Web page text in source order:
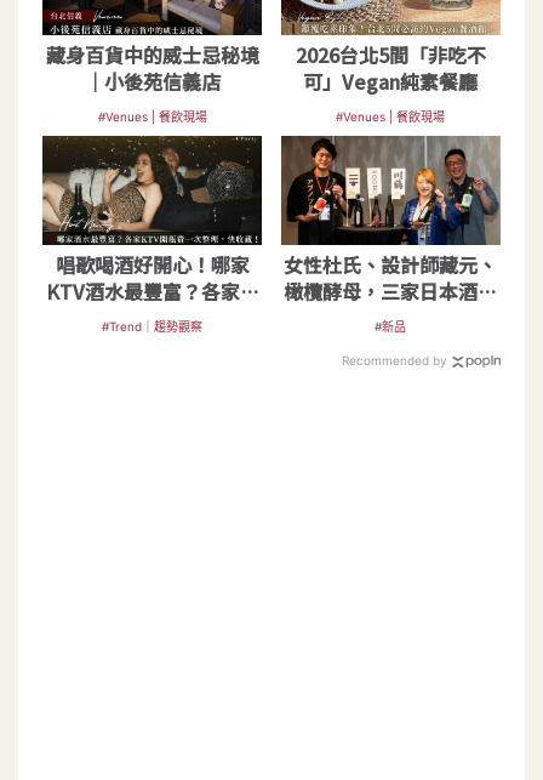
藏身百貨中的威士忌秘境
｜小後苑信義店
#Venues | 餐飲現場
2026台北5間「非吃不
可」Vegan純素餐廳
#Venues | 餐飲現場
唱歌喝酒好開心！哪家
KTV酒水最豐富？各家開
瓶費一次整理
#Trend｜趨勢觀察
女性杜氏、設計師藏元、
橄欖酵母，三家日本酒造
突破傳統地酒印象
#新品
Recommended by